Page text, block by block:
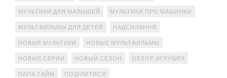
МУЛЬТИКИ ДЛЯ МАЛЫШЕЙ МУЛЬТИКИ ПРО МАШИНКИ
МУЛЬТФИЛЬМЫ ДЛЯ ДЕТЕЙ НАДСИЛАННЯ
НОВЫЕ МУЛЬТИКИ НОВЫЕ МУЛЬТФИЛЬМЫ
НОВЫЕ СЕРИИ НОВЫЙ СЕЗОН ОБЗОР ИГРУШЕК
ПАПА ТАЙМ ПОДІЛИТИСЯ